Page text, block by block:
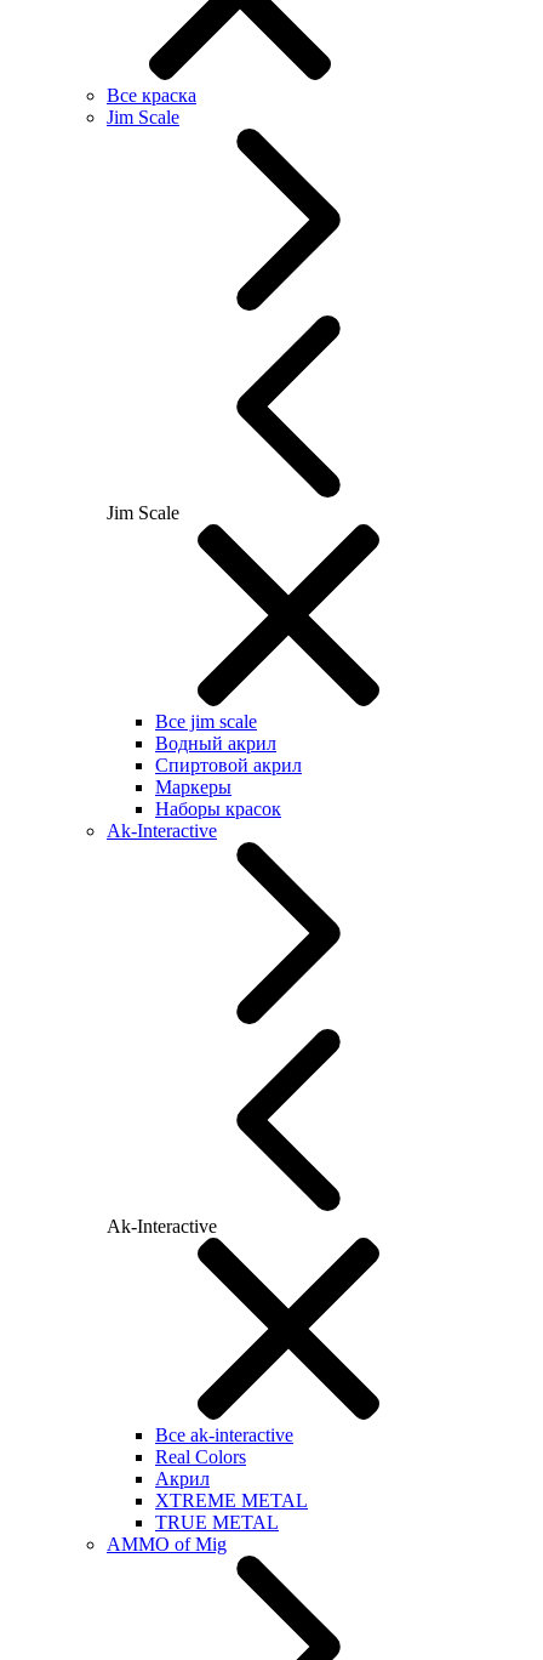
Все краска
Jim Scale
Jim Scale
Все jim scale
Водный акрил
Спиртовой акрил
Маркеры
Наборы красок
Ak-Interactive
Ak-Interactive
Все ak-interactive
Real Colors
Акрил
XTREME METAL
TRUE METAL
AMMO of Mig